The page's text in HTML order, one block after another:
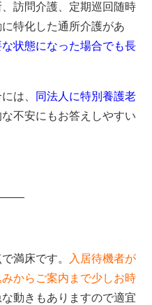
訪問介護、定期巡回随時
特化した通所介護があ
状態になった場合でも長
は、
同法人に特別養護老
な不安にもお答えしやすい
満床です。
入居待機者が
からご案内まで少しお時
な動きもありますので適宜